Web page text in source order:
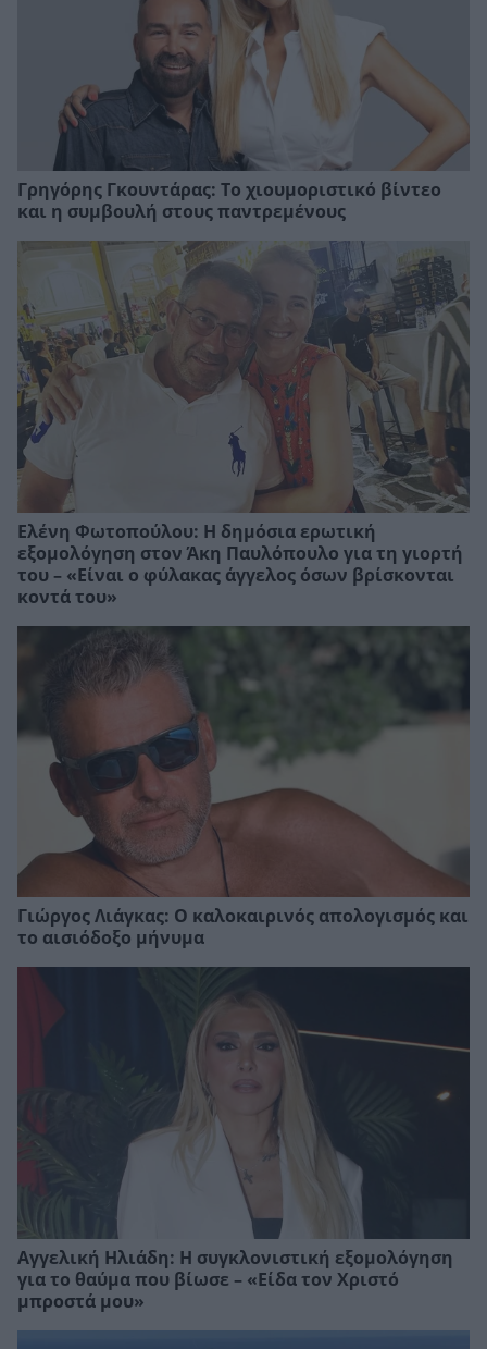
Γρηγόρης Γκουντάρας: Το χιουμοριστικό βίντεο
και η συμβουλή στους παντρεμένους
Ελένη Φωτοπούλου: Η δημόσια ερωτική
εξομολόγηση στον Άκη Παυλόπουλο για τη γιορτή
του – «Είναι ο φύλακας άγγελος όσων βρίσκονται
κοντά του»
Γιώργος Λιάγκας: Ο καλοκαιρινός απολογισμός και
το αισιόδοξο μήνυμα
Αγγελική Ηλιάδη: Η συγκλονιστική εξομολόγηση
για το θαύμα που βίωσε – «Είδα τον Χριστό
μπροστά μου»